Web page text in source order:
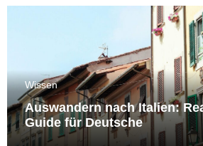
Wissen
Auswandern nach Italien:
Guide für Deutsche